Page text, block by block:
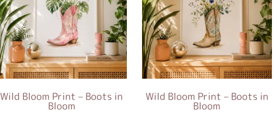
Wild Bloom Print – Boots in
Bloom
Wild Bloom Print – Boots in
Bloom